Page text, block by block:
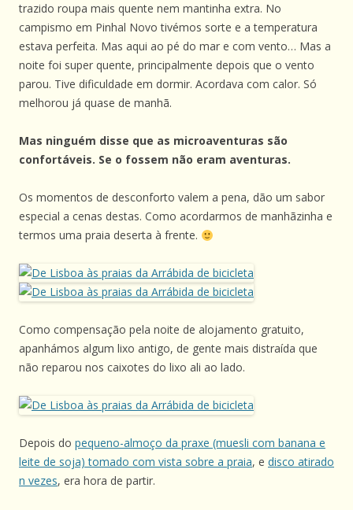
trazido roupa mais quente nem mantinha extra. No
campismo em Pinhal Novo tivémos sorte e a temperatura
estava perfeita. Mas aqui ao pé do mar e com vento… Mas a
noite foi super quente, principalmente depois que o vento
parou. Tive dificuldade em dormir. Acordava com calor. Só
melhorou já quase de manhã.
Mas ninguém disse que as microaventuras são
confortáveis. Se o fossem não eram aventuras.
Os momentos de desconforto valem a pena, dão um sabor
especial a cenas destas. Como acordarmos de manhãzinha e
termos uma praia deserta à frente.
Como compensação pela noite de alojamento gratuito,
apanhámos algum lixo antigo, de gente mais distraída que
não reparou nos caixotes do lixo ali ao lado.
Depois do pequeno-almoço da praxe (muesli com banana e
leite de soja) tomado com vista sobre a praia, e disco atirado
n vezes, era hora de partir.